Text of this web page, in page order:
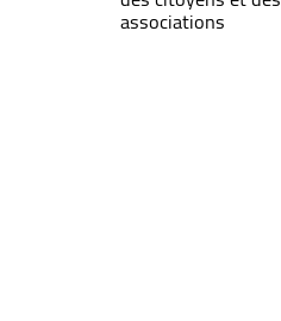
associations